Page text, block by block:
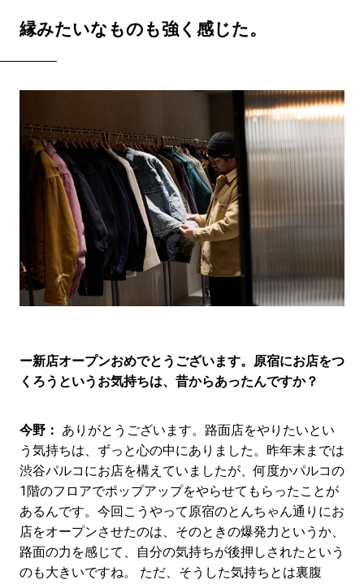
縁みたいなものも強く感じた。
ー新店オープンおめでとうございます。原宿にお店をつ
くろうというお気持ちは、昔からあったんですか？
今野： ありがとうございます。路面店をやりたいとい
う気持ちは、ずっと心の中にありました。昨年末までは
渋谷パルコにお店を構えていましたが、何度かパルコの
1階のフロアでポップアップをやらせてもらったことが
あるんです。今回こうやって原宿のとんちゃん通りにお
店をオープンさせたのは、そのときの爆発力というか、
路面の力を感じて、自分の気持ちが後押しされたという
のも大きいですね。 ただ、そうした気持ちとは裏腹